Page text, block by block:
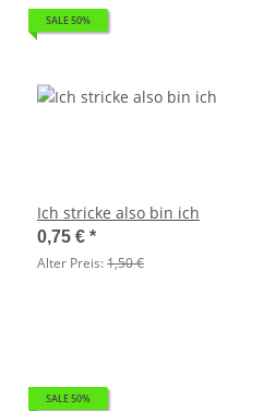
SALE 50%
Ich stricke also bin ich
0,75 € *
Alter Preis:1,50 €
SALE 50%